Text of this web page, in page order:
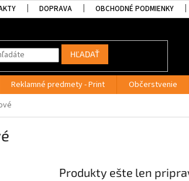
DOPRAVA OBCHODNÉ PODMIENKY
HĽADAŤ
Reklamné predmety - Print Občerstvenie
Produkty ešte len